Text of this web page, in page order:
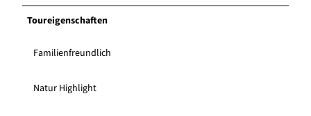
Toureigenschaften
Familienfreundlich
Natur Highlight